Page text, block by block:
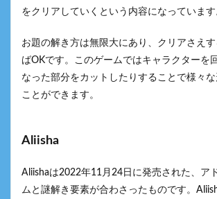
をクリアしていくという内容になっています
お題の解き方は無限大にあり、クリアさえ
ばOKです。このゲームではキャラクターを
なった部分をカットしたりすることで様々
ことができます。
Aliisha
Aliishaは2022年11月24日に発売された、ア
ムと謎解き要素が合わさったものです。